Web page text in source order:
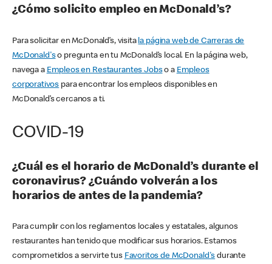
¿Cómo solicito empleo en McDonald’s?
Para solicitar en McDonald’s, visita la página web de Carreras de
McDonald'so pregunta en tu McDonald’s local. En la página web,
navega a Empleos en Restaurantes Jobso a Empleos
corporativos para encontrar los empleos disponibles en
McDonald’s cercanos a ti.
COVID-19
¿Cuál es el horario de McDonald’s durante el
coronavirus? ¿Cuándo volverán a los
horarios de antes de la pandemia?
Para cumplir con los reglamentos locales y estatales, algunos
restaurantes han tenido que modificar sus horarios. Estamos
comprometidos a servirte tus Favoritos de McDonald's durante